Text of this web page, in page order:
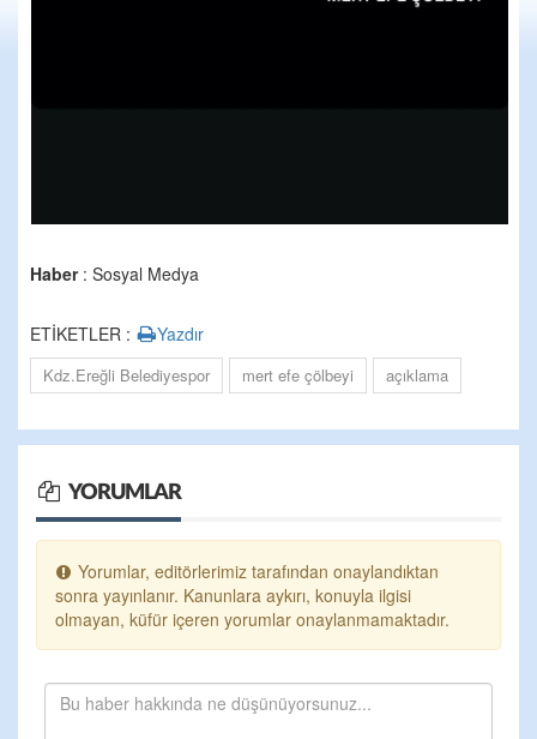
Haber: Sosyal Medya
ETİKETLER : Yazdır
Kdz.Ereğli Belediyespor mert efe çölbeyi açıklama
YORUMLAR
Yorumlar, editörlerimiz tarafından onaylandıktan
sonra yayınlanır. Kanunlara aykırı, konuyla ilgisi
olmayan, küfür içeren yorumlar onaylanmamaktadır.